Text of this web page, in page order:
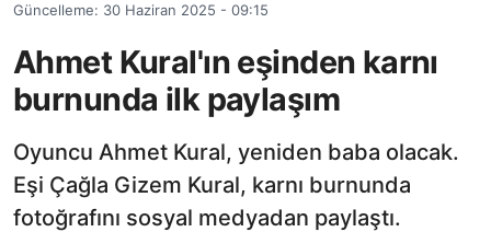
Güncelleme: 30 Haziran 2025 - 09:15
Ahmet Kural'ın eşinden karnı
burnunda ilk paylaşım
Oyuncu Ahmet Kural, yeniden baba olacak.
Eşi Çağla Gizem Kural, karnı burnunda
fotoğrafını sosyal medyadan paylaştı.